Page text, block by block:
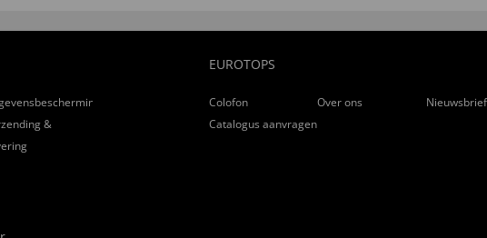
&
EUROTOPS
Colofon Over ons
Nieuwsbrief
Catalogus aanvragen